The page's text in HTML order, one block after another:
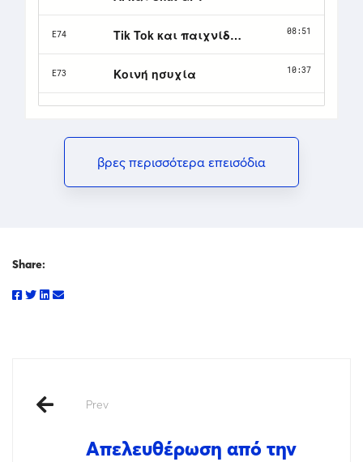
βρες περισσότερα επεισόδια
Share:
Prev
Απελευθέρωση από την